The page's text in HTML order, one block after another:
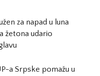
za napad u luna
žetona udario
a Srpske pomažu u